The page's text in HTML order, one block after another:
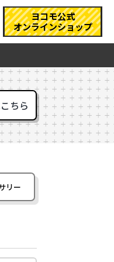
ヨコモ公式
オンラインショップ
ちら
リー